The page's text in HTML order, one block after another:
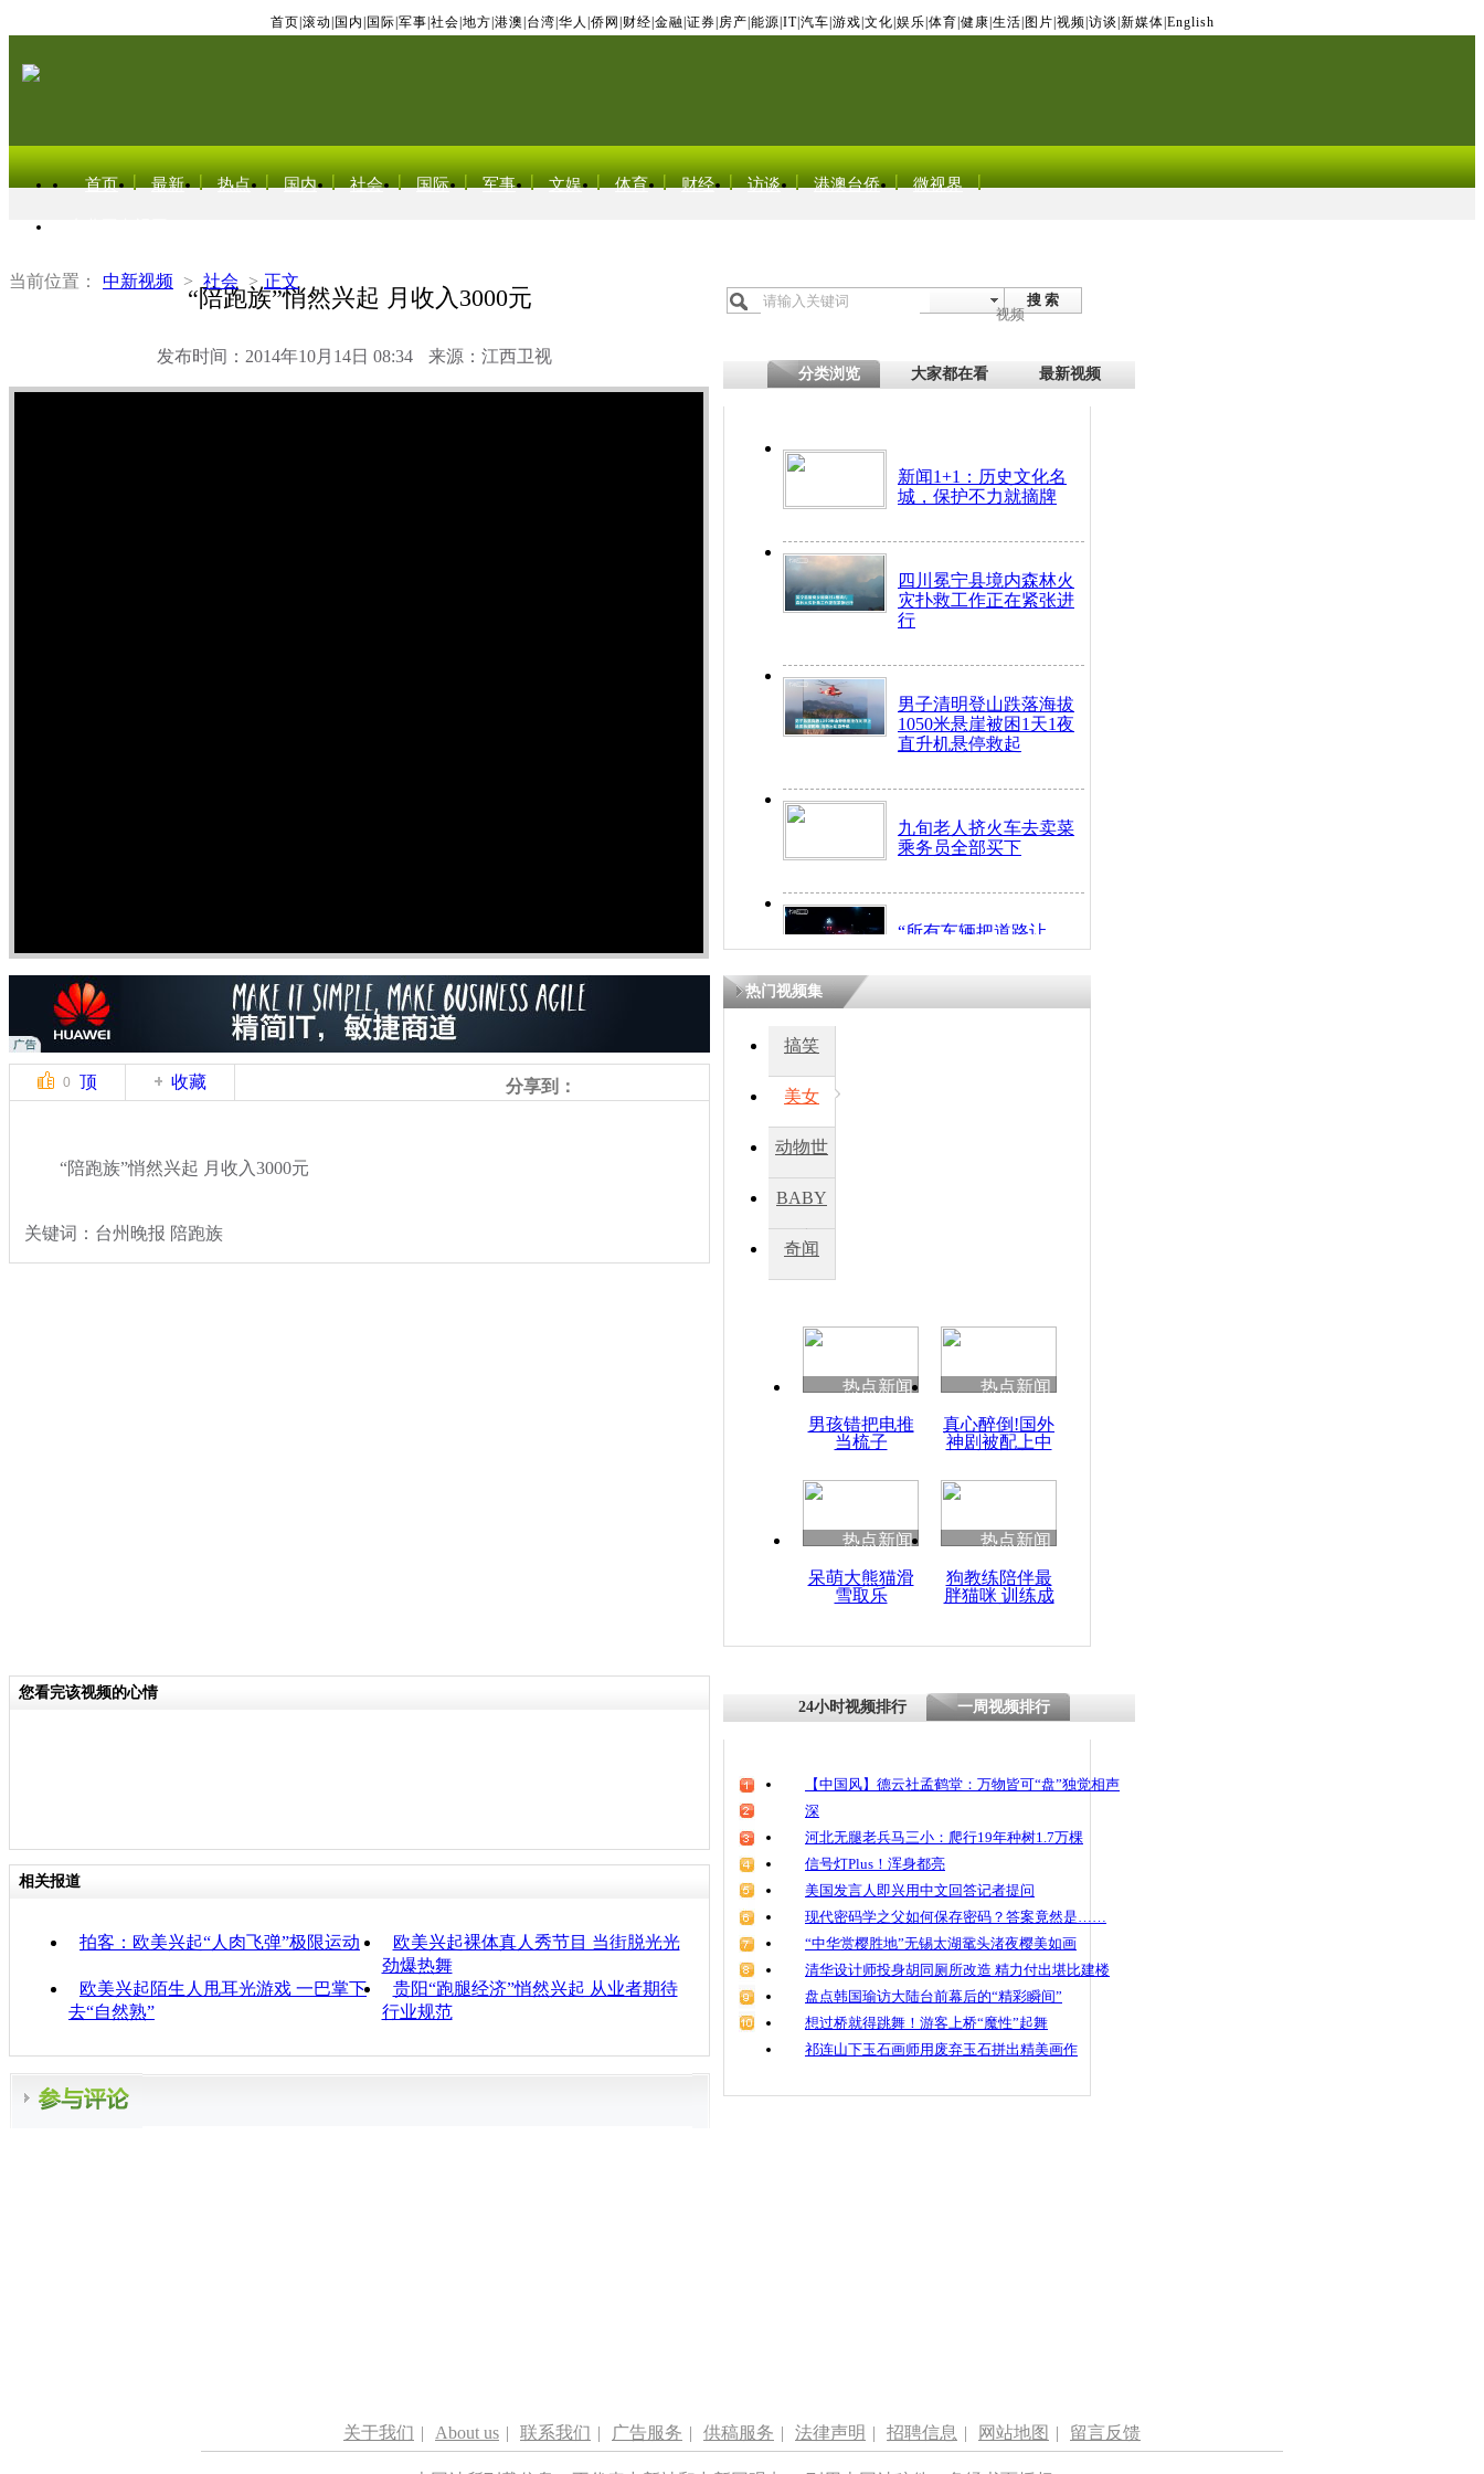
首页 滚动 国内 国际 军事 社会 地方 港澳 台湾 华人 侨网 财经 金融 证券 房产 能源 IT| 汽车 游戏 文化 娱乐 体育 健康 生活 图片 视频 访谈 新媒体 English
首页 最新 热点 国内 社会 国际 军事 文娱 体育 财经 访谈 港澳台侨 微视界
当前位置： 中新视频 > 社会 > 正文
“陪跑族”悄然兴起 月收入3000元
发布时间：2014年10月14日 08:34 来源：江西卫视
搜 索
视频
分类浏览 大家都在看 最新视频
新闻1+1：历史文化名
城，保护不力就摘牌
四川冕宁县境内森林火
灾扑救工作正在紧张进
行
男子清明登山跌落海拔
1050米悬崖被困1天1夜
直升机悬停救起
九旬老人挤火车去卖菜
乘务员全部买下
“所有车辆把道路让
开！”儿童突发疾病交
因
度苗族花山节
魂
0 顶 收藏 分享到：
“陪跑族”悄然兴起 月收入3000元
关键词：台州晚报 陪跑族
热门视频集
搞笑
美女
动物世
BABY
秀
奇闻
热点新闻
男孩错把电推
当梳子
热点新闻
真心醉倒!国外
神剧被配上中
热点新闻
呆萌大熊猫滑
雪取乐
热点新闻
狗教练陪伴最
胖猫咪 训练成
您看完该视频的心情
相关报道
拍客：欧美兴起“人肉飞弹”极限运动
欧美兴起裸体真人秀节目 当街脱光光
劲爆热舞
欧美兴起陌生人甩耳光游戏 一巴掌下
去“自然熟”
贵阳“跑腿经济”悄然兴起 从业者期待
行业规范
24小时视频排行 一周视频排行
【中国风】德云社孟鹤堂：万物皆可“盘”独觉相声
深
河北无腿老兵马三小：爬行19年种树1.7万棵
信号灯Plus！浑身都亮
美国发言人即兴用中文回答记者提问
现代密码学之父如何保存密码？答案竟然是……
“中华赏樱胜地”无锡太湖鼋头渚夜樱美如画
清华设计师投身胡同厕所改造 精力付出堪比建楼
盘点韩国瑜访大陆台前幕后的“精彩瞬间”
想过桥就得跳舞！游客上桥“魔性”起舞
祁连山下玉石画师用废弃玉石拼出精美画作
关于我们 | About us | 联系我们 | 广告服务 | 供稿服务 | 法律声明 | 招聘信息 | 网站地图 | 留言反馈